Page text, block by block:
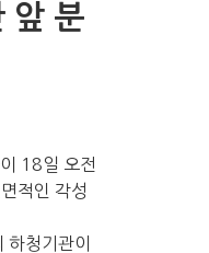
앞 분
18일 오전
적인 각성
청기관이